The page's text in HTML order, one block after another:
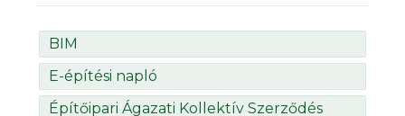
BIM
E-építési napló
Építőipari Ágazati Kollektív Szerződés